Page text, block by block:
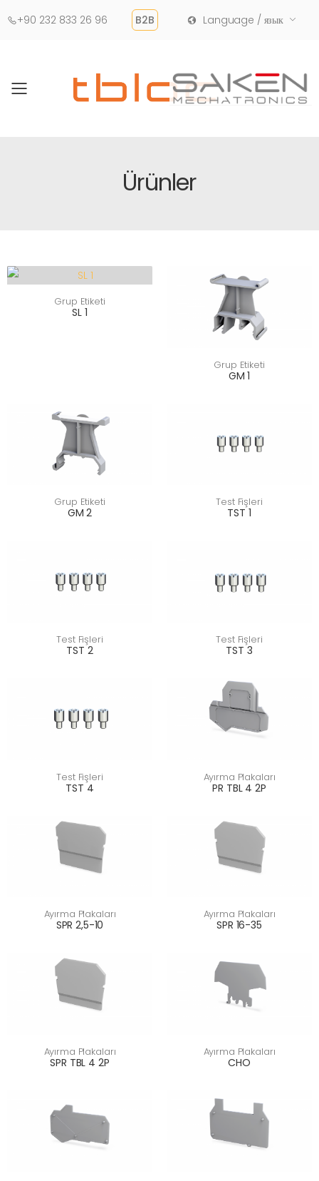
+90 232 833 26 96 B2B Language / язык
Toggle mobile menu
Ürünler
Grup Etiketi
SL 1
Grup Etiketi
GM 1
Grup Etiketi
GM 2
Test Fişleri
TST 1
Test Fişleri
TST 2
Test Fişleri
TST 3
Test Fişleri
TST 4
Ayırma Plakaları
PR TBL 4 2P
Ayırma Plakaları
SPR 2,5-10
Ayırma Plakaları
SPR 16-35
Ayırma Plakaları
SPR TBL 4 2P
Ayırma Plakaları
CHO